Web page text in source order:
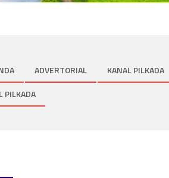
ADVERTORIAL KANAL PILKADA
PILKADA